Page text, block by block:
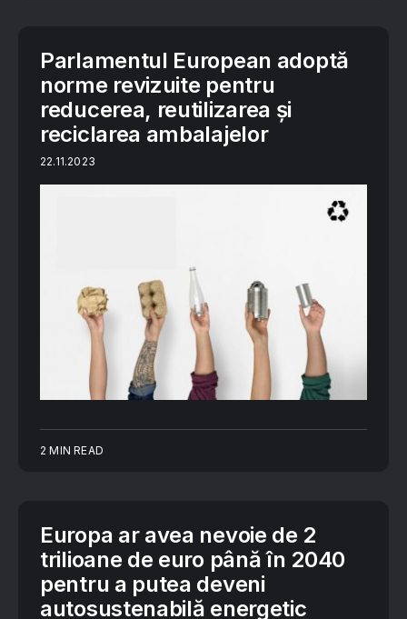
Parlamentul European adoptă
norme revizuite pentru
reducerea, reutilizarea și
reciclarea ambalajelor
22.11.2023
2 MIN READ
Europa ar avea nevoie de 2
trilioane de euro până în 2040
pentru a putea deveni
autosustenabilă energetic